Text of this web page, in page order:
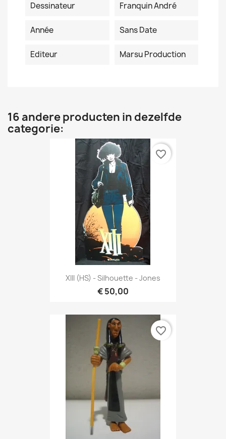
Dessinateur Franquin André
Année Sans Date
Editeur Marsu Production
16 andere producten in dezelfde
categorie:
XIII (HS) - Silhouette - Jones
€ 50,00
favorite_border
favorite_border